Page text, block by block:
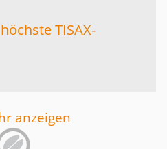
TISAX-
anzeigen